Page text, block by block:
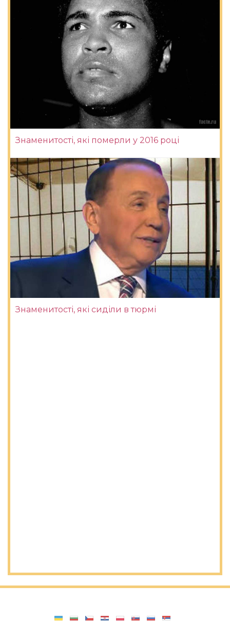
Знаменитості, які померли у 2016 році
Знаменитості, які сиділи в тюрмі